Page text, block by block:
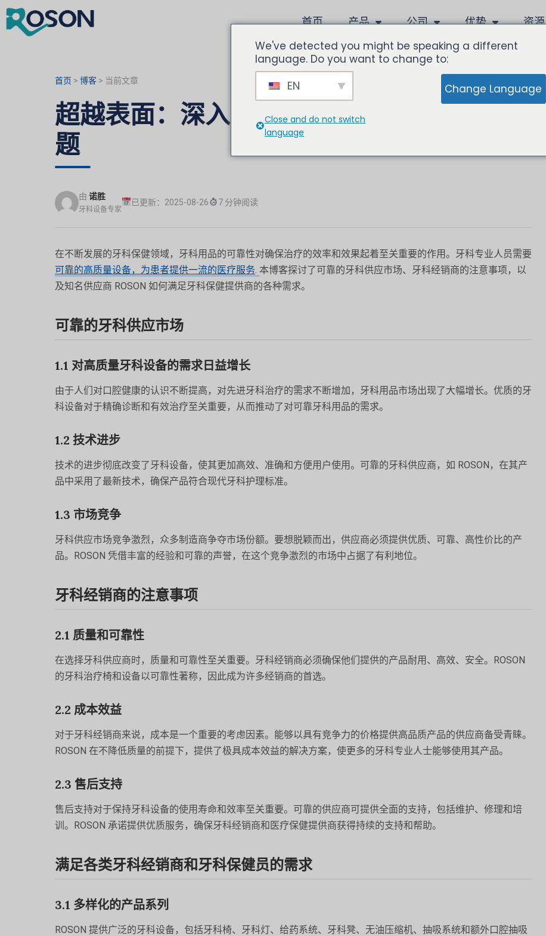
首页 产品 公司 优势 资源
首页 > 博客 > 当前文章
超越表面：深入探究可靠牙科供应的核心问
题
由 诺胜
牙科设备专家
已更新：2025-08-26 7 分钟阅读
在不断发展的牙科保健领域，牙科用品的可靠性对确保治疗的效率和效果起着至关重要的作用。牙科专业人员需要
可靠的高质量设备，为患者提供一流的医疗服务. 本博客探讨了可靠的牙科供应市场、牙科经销商的注意事项，以
及知名供应商 ROSON 如何满足牙科保健提供商的各种需求。
可靠的牙科供应市场
1.1 对高质量牙科设备的需求日益增长
由于人们对口腔健康的认识不断提高，对先进牙科治疗的需求不断增加，牙科用品市场出现了大幅增长。优质的牙
科设备对于精确诊断和有效治疗至关重要，从而推动了对可靠牙科用品的需求。
1.2 技术进步
技术的进步彻底改变了牙科设备，使其更加高效、准确和方便用户使用。可靠的牙科供应商，如 ROSON，在其产
品中采用了最新技术，确保产品符合现代牙科护理标准。
1.3 市场竞争
牙科供应市场竞争激烈，众多制造商争夺市场份额。要想脱颖而出，供应商必须提供优质、可靠、高性价比的产
品。ROSON 凭借丰富的经验和可靠的声誉，在这个竞争激烈的市场中占据了有利地位。
牙科经销商的注意事项
2.1 质量和可靠性
在选择牙科供应商时，质量和可靠性至关重要。牙科经销商必须确保他们提供的产品耐用、高效、安全。ROSON
的牙科治疗椅和设备以可靠性著称，因此成为许多经销商的首选。
2.2 成本效益
对于牙科经销商来说，成本是一个重要的考虑因素。能够以具有竞争力的价格提供高品质产品的供应商备受青睐。
ROSON 在不降低质量的前提下，提供了极具成本效益的解决方案，使更多的牙科专业人士能够使用其产品。
2.3 售后支持
售后支持对于保持牙科设备的使用寿命和效率至关重要。可靠的供应商可提供全面的支持，包括维护、修理和培
训。ROSON 承诺提供优质服务，确保牙科经销商和医疗保健提供商获得持续的支持和帮助。
满足各类牙科经销商和牙科保健员的需求
3.1 多样化的产品系列
ROSON 提供广泛的牙科设备，包括牙科椅、牙科灯、给药系统、牙科凳、无油压缩机、抽吸系统和额外口腔抽吸
We've detected you might be speaking a different
language. Do you want to change to:
EN Change Language
Close and do not switch
language